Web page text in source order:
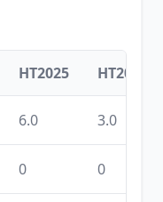
HT2025 HT2024
6.0 3.0
0 0